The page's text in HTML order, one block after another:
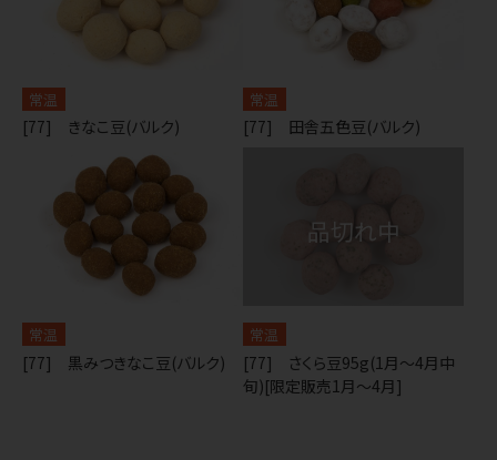
常温
[77] きなこ豆(バルク)
常温
[77] 田舎五色豆(バルク)
常温
[77] 黒みつきなこ豆(バルク)
常温
[77] さくら豆95g(1月～4月中
旬)[限定販売1月～4月]